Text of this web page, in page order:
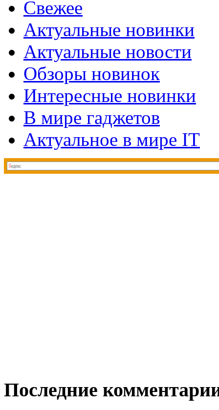
Свежее
Актуальные новинки
Актуальные новости
Обзоры новинок
Интересные новинки
В мире гаджетов
Актуальное в мире IT
Последние